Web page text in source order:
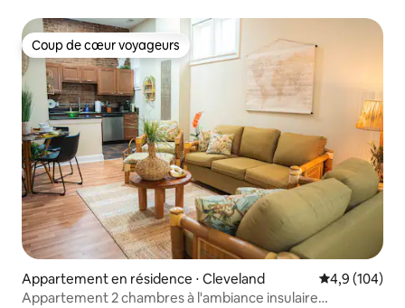
Coup de cœur voyageurs
Coup de cœur voyageurs
Appartement en résidence ⋅ Cleveland Évaluation
4,9 (104)
Appartement 2 chambres à l'ambiance insulaire